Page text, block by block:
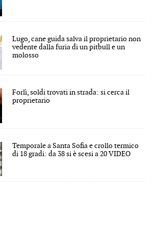
Lugo, cane guida salva il proprietario non
vedente dalla furia di un pitbull e un
molosso
Forlì, soldi trovati in strada: si cerca il
proprietario
Temporale a Santa Sofia e crollo termico
di 18 gradi: da 38 si è scesi a 20 VIDEO